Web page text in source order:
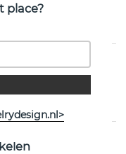
van het
Balls
place?